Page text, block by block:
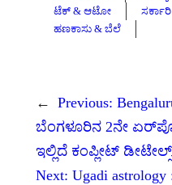
ಟೆಕ್ & ಆಟೋ
ಹಣಕಾಸು & ಬೆಲೆ
← Previous:
ಬೆಂಗಳೂರಿನ 2ನೇ
ಇಲ್ಲಿದೆ ಕಂಪ್ಲೀಟ್ ಡೀಟೇಲ್ಸ್
Next: Ugadi